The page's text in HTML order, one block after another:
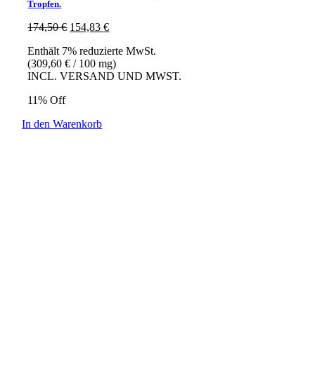
Tropfen.
174,50€ Ursprünglicher
war:
174,50 €
154,83€Aktueller
ist:
154,83 €.
Enthält 7% reduzierte MwSt.
(309,60€ / 100 mg)
INCL. VERSAND UND MWST.
11% Off
In den Warenkorb